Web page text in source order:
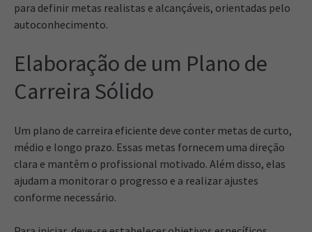
para definir metas realistas e alcançáveis, orientadas pelo
autoconhecimento.
Elaboração de um Plano de
Carreira Sólido
Um plano de carreira eficiente deve conter metas de curto,
médio e longo prazo. Essas metas fornecem uma direção
clara e mantêm o profissional motivado. Além disso, elas
ajudam a monitorar o progresso e a realizar ajustes
conforme necessário.